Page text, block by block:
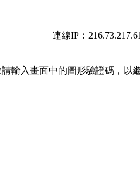
連線
輸入畫面中的圖形驗證碼，以